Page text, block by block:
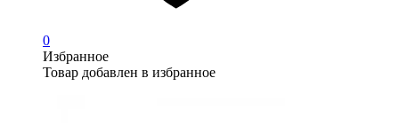
0
Избранное
Товар добавлен в избранное